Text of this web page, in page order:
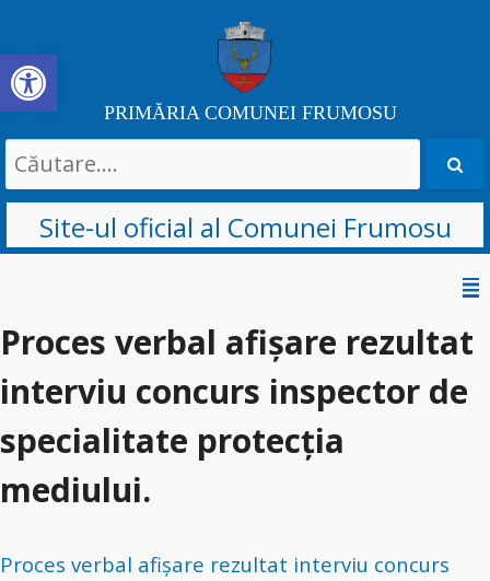
Deschide bara de unelte
PRIMĂRIA COMUNEI FRUMOSU
Search
for:
Site-ul oficial al Comunei Frumosu
conținut
Proces verbal afișare rezultat
interviu concurs inspector de
specialitate protecția
mediului.
Proces verbal afișare rezultat interviu concurs